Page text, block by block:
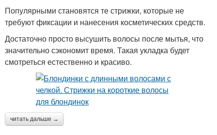
Популярными становятся те стрижки, которые не
требуют фиксации и нанесения косметических средств.
Достаточно просто высушить волосы после мытья, что
значительно сэкономит время. Такая укладка будет
смотреться естественно и красиво.
читать дальше →